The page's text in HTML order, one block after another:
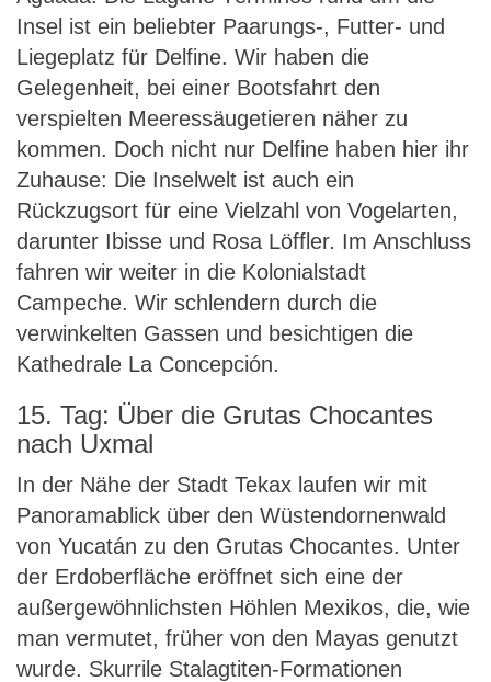
Insel ist ein beliebter Paarungs-, Futter- und
Liegeplatz für Delfine. Wir haben die
Gelegenheit, bei einer Bootsfahrt den
verspielten Meeressäugetieren näher zu
kommen. Doch nicht nur Delfine haben hier ihr
Zuhause: Die Inselwelt ist auch ein
Rückzugsort für eine Vielzahl von Vogelarten,
darunter Ibisse und Rosa Löffler. Im Anschluss
fahren wir weiter in die Kolonialstadt
Campeche. Wir schlendern durch die
verwinkelten Gassen und besichtigen die
Kathedrale La Concepción.
15. Tag: Über die Grutas Chocantes
nach Uxmal
In der Nähe der Stadt Tekax laufen wir mit
Panoramablick über den Wüstendornenwald
von Yucatán zu den Grutas Chocantes. Unter
der Erdoberfläche eröffnet sich eine der
außergewöhnlichsten Höhlen Mexikos, die, wie
man vermutet, früher von den Mayas genutzt
wurde. Skurrile Stalagtiten-Formationen